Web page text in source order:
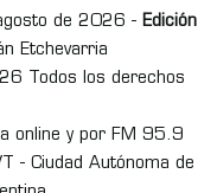
de 2026 - Edición
Etchevarria
Todos los derechos
online y por FM 95.9
- Ciudad Autónoma de